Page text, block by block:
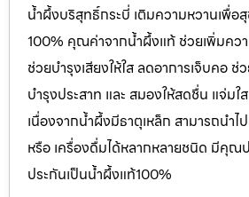
น้ำผึ้งบริสุทธิ์กระบี่ เติมความหวานเพื่
100% คุณค่าจากน้ำผึ้งแท้ ช่วยเพิ่มคว
ช่วยบำรุงเสียงให้ใส ลดอาการเจ็บคอ
บำรุงประสาท และ สมองให้สดชื่น แจ่มใ
เนื่องจากน้ำผึ้งมีธาตุเหล็ก สามารถนำไ
หรือ เครื่องดื่มได้หลากหลายชนิด มีคุณ
ประกันเป็นน้ำผึ้งแท้100%